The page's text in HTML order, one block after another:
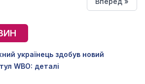
українець здобув новий
WBO: деталі